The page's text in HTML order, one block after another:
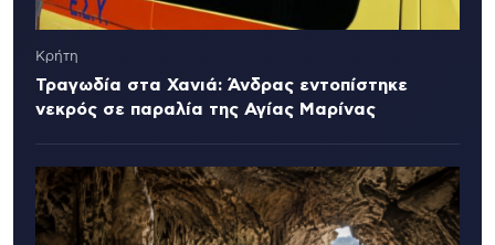
Κρήτη
Τραγωδία στα Χανιά: Άνδρας εντοπίστηκε
νεκρός σε παραλία της Αγίας Μαρίνας